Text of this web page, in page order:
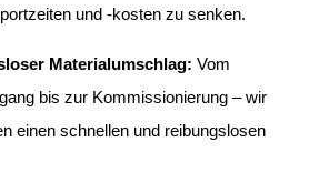
und -kosten zu senken.
Materialumschlag: Vom
bis zur Kommissionierung – wir
einen schnellen und reibungslosen